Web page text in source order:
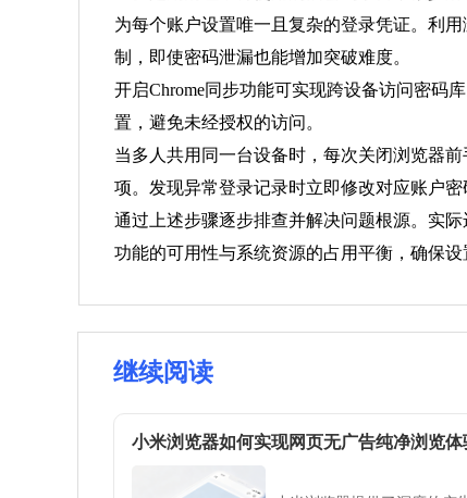
为每个账户设置唯一且复杂的登录凭证。利
制，即使密码泄漏也能增加突破难度。
开启Chrome同步功能可实现跨设备访问密码
置，避免未经授权的访问。
当多人共用同一台设备时，每次关闭浏览器
项。发现异常登录记录时立即修改对应账户密
通过上述步骤逐步排查并解决问题根源。实
功能的可用性与系统资源的占用平衡，确保设
继续阅读
小米浏览器如何实现网页无广告纯净浏览体